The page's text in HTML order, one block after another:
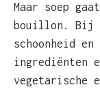
Maar soep
bouillon. Bij
schoonheid
ingrediënten
vegetarische